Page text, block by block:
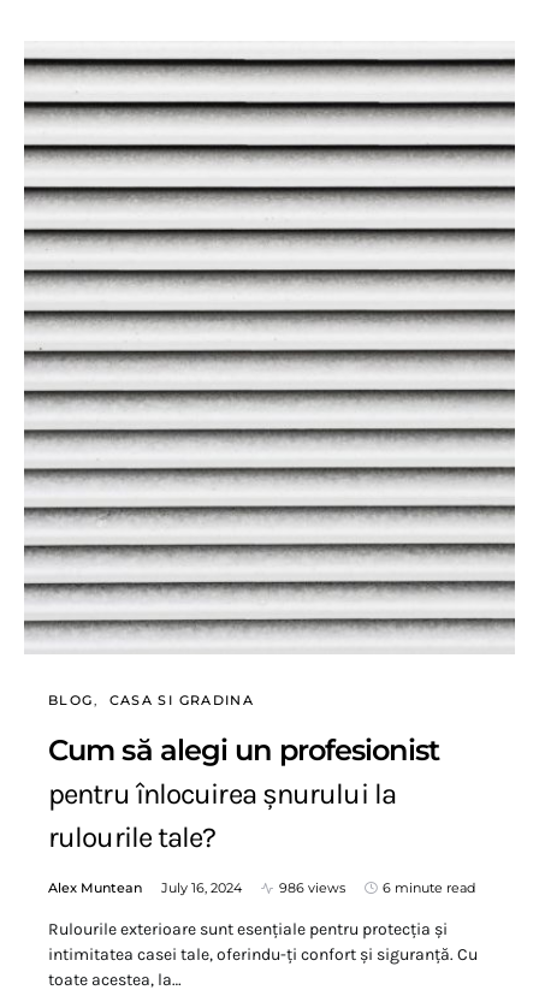
BLOG CASA SI GRADINA
Cum să alegi un profesionist
pentru înlocuirea șnurului la
rulourile tale?
Alex Muntean July 16, 2024 986 views 6 minute read
Rulourile exterioare sunt esențiale pentru protecția și
intimitatea casei tale, oferindu-ți confort și siguranță. Cu
toate acestea, la…